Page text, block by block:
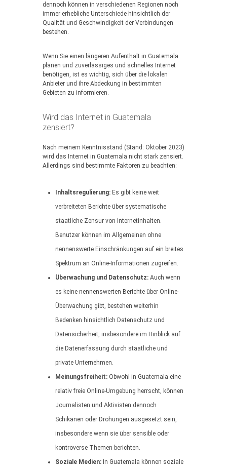
dennoch können in verschiedenen Regionen noch
immer erhebliche Unterschiede hinsichtlich der
Qualität und Geschwindigkeit der Verbindungen
bestehen.
Wenn Sie einen längeren Aufenthalt in Guatemala
planen und zuverlässiges und schnelles Internet
benötigen, ist es wichtig, sich über die lokalen
Anbieter und ihre Abdeckung in bestimmten
Gebieten zu informieren.
Wird das Internet in Guatemala
zensiert?
Nach meinem Kenntnisstand (Stand: Oktober 2023)
wird das Internet in Guatemala nicht stark zensiert.
Allerdings sind bestimmte Faktoren zu beachten:
Inhaltsregulierung: Es gibt keine weit
verbreiteten Berichte über systematische
staatliche Zensur von Internetinhalten.
Benutzer können im Allgemeinen ohne
nennenswerte Einschränkungen auf ein breites
Spektrum an Online-Informationen zugreifen.
Überwachung und Datenschutz: Auch wenn
es keine nennenswerten Berichte über Online-
Überwachung gibt, bestehen weiterhin
Bedenken hinsichtlich Datenschutz und
Datensicherheit, insbesondere im Hinblick auf
die Datenerfassung durch staatliche und
private Unternehmen.
Meinungsfreiheit: Obwohl in Guatemala eine
relativ freie Online-Umgebung herrscht, können
Journalisten und Aktivisten dennoch
Schikanen oder Drohungen ausgesetzt sein,
insbesondere wenn sie über sensible oder
kontroverse Themen berichten.
Soziale Medien: In Guatemala können soziale